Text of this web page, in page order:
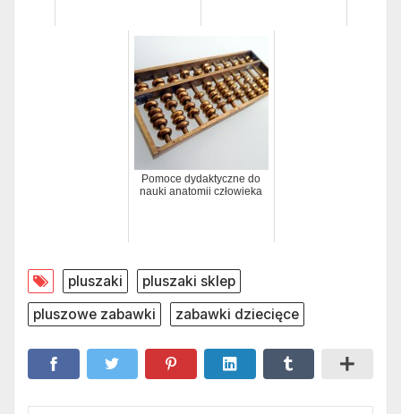
Pomoce dydaktyczne do
nauki anatomii człowieka
pluszaki
pluszaki sklep
pluszowe zabawki
zabawki dziecięce